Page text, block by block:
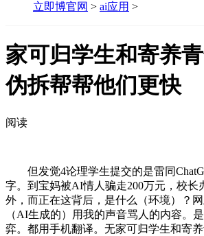
立即博官网 > ai应用 >
家可归学生和寄养
伪拆帮帮他们更快
阅读
但发觉4论理学生提交的是雷同
字。到宝妈被AI情人骗走200万元，校长
外，而正在这背后，是什么（环境）？
（AI生成的）用我的声音骂人的内容。
弈。都用手机翻译。无家可归学生和寄